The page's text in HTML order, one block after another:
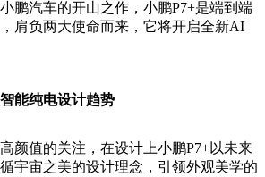
鹏汽车的开山之作，小鹏P7+是端到端
肩负两大使命而来，它将开启全新AI
能纯电设计趋势
颜值的关注，在设计上小鹏P7+以未来
宇宙之美的设计理念，引领外观美学的